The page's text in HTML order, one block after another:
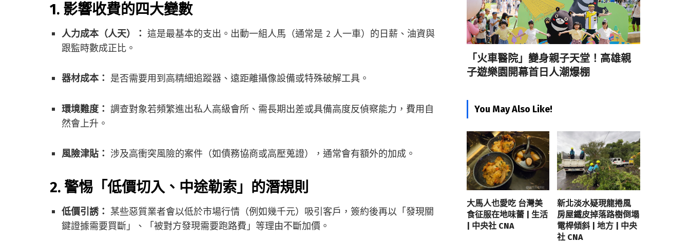
1. 影響收費的四大變數
人力成本（人天）： 這是最基本的支出。出動一組人馬（通常是 2 人一車）的日薪、油資與
跟監時數成正比。
器材成本： 是否需要用到高精細追蹤器、遠距離攝像設備或特殊破解工具。
環境難度： 調查對象若頻繁進出私人高級會所、需長期出差或具備高度反偵察能力，費用自
然會上升。
風險津貼： 涉及高衝突風險的案件（如債務協商或高壓蒐證），通常會有額外的加成。
2. 警惕「低價切入、中途勒索」的潛規則
低價引誘： 某些惡質業者會以低於市場行情（例如幾千元）吸引客戶，簽約後再以「發現關
鍵證據需要買斷」、「被對方發現需要跑路費」等理由不斷加價。
「火車醫院」變身親子天堂！高雄親
子遊樂園開幕首日人潮爆棚
You May Also Like!
大馬人也愛吃 台灣美
食征服在地味蕾 | 生活
| 中央社 CNA
新北淡水疑現龍捲風
房屋鐵皮掉落路樹倒塌
電桿傾斜 | 地方 | 中央
社 CNA